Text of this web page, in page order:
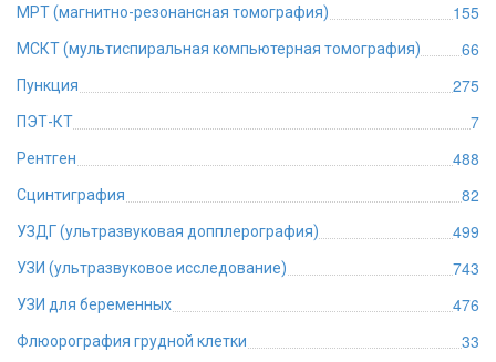
МРТ (магнитно-резонансная томография) 155
МСКТ (мультиспиральная компьютерная томография) 66
Пункция 275
ПЭТ-КТ 7
Рентген 488
Сцинтиграфия 82
УЗДГ (ультразвуковая допплерография) 499
УЗИ (ультразвуковое исследование) 743
УЗИ для беременных 476
Флюорография грудной клетки 33